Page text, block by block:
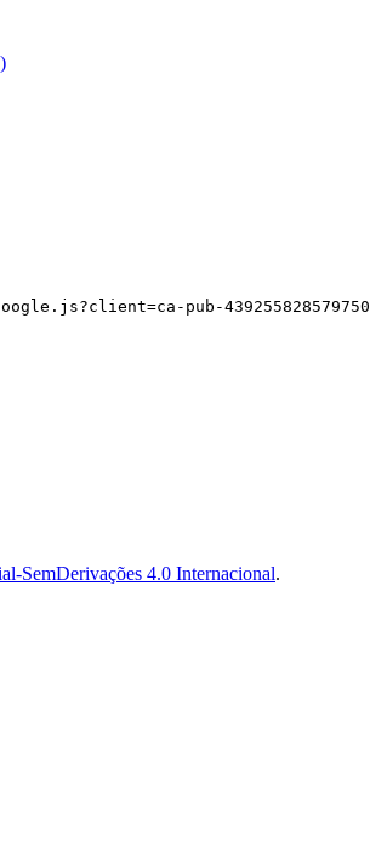
pub-
SemDerivações 4.0 Internacional.